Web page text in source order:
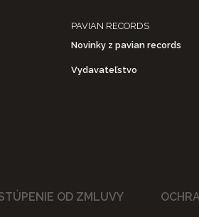
PAVIAN RECORDS
Novinky z pavian records
Vydavateľstvo
OD ZMLUVY